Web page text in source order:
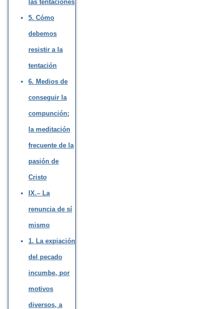
las tentaciones
5. Cómo
debemos
resistir a la
tentación
6. Medios de
conseguir la
compunción:
la meditación
frecuente de la
pasión de
Cristo
IX.– La
renuncia de sí
mismo
1. La expiación
del pecado
incumbe, por
motivos
diversos, a